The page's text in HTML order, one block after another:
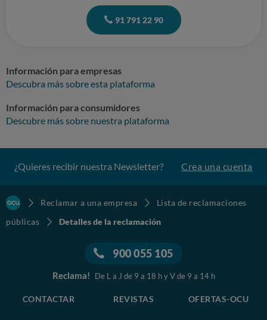
91 791 22 90
Información para empresas
Descubra más sobre esta plataforma
Información para consumidores
Descubre más sobre nuestra plataforma
¿Quieres recibir nuestra Newsletter? Crea una cuenta
Reclamar a una empresa
Lista de reclamaciones
públicas
Detalles de la reclamación
900 055 105
Reclama! De L a J de 9 a 18 h y V de 9 a 14 h
CONTACTAR REVISTAS OFERTAS-OCU